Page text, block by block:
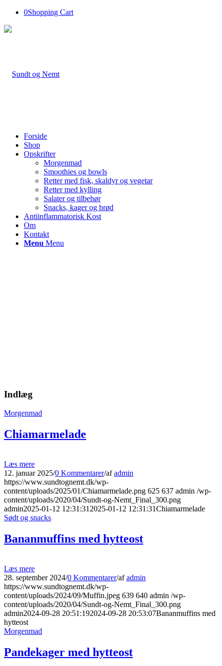
0Shopping Cart
Forside
Shop
Opskrifter
Morgenmad
Smoothies og bowls
Retter med fisk, skaldyr og vegetar
Retter med kylling
Salater og tilbehør
Snacks, kager og brød
Antiinflammatorisk Kost
Om
Kontakt
Menu Menu
Indlæg
Morgenmad
Chiamarmelade
Læs mere
12. januar 2025/0 Kommentarer/afadmin
https://www.sundtognemt.dk/wp-
content/uploads/2025/01/Chiamarmelade.png 625 637 admin /wp-
content/uploads/2020/04/Sundt-og-Nemt_Final_300.png
admin2025-01-12 12:31:31 2025-01-12 12:31:31Chiamarmelade
Sødt og snacks
Bananmuffins med hytteost
Læs mere
28. september 2024/0 Kommentarer/afadmin
https://www.sundtognemt.dk/wp-
content/uploads/2024/09/Muffin.jpeg 639 640 admin /wp-
content/uploads/2020/04/Sundt-og-Nemt_Final_300.png
admin2024-09-28 20:51:192024-09-28 20:53:07Bananmuffins med
hytteost
Morgenmad
Pandekager med hytteost